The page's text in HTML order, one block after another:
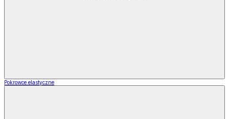
Pokrowce elastyczne